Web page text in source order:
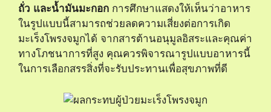
ถั่ว และน้ำมันมะกอก การศึกษาแสดงให้เห็นว่าอาหาร
ในรูปแบบนี้สามารถช่วยลดความเสี่ยงต่อการเกิด
มะเร็งโพรงจมูกได้ จากสารต้านอนุมูลอิสระและคุณค่า
ทางโภชนาการที่สูง คุณควรพิจารณารูปแบบอาหารนี้
ในการเลือกสรรสิ่งที่จะรับประทานเพื่อสุขภาพที่ดี